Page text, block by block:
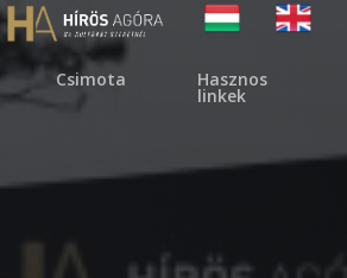
csimota hasznos
linkek